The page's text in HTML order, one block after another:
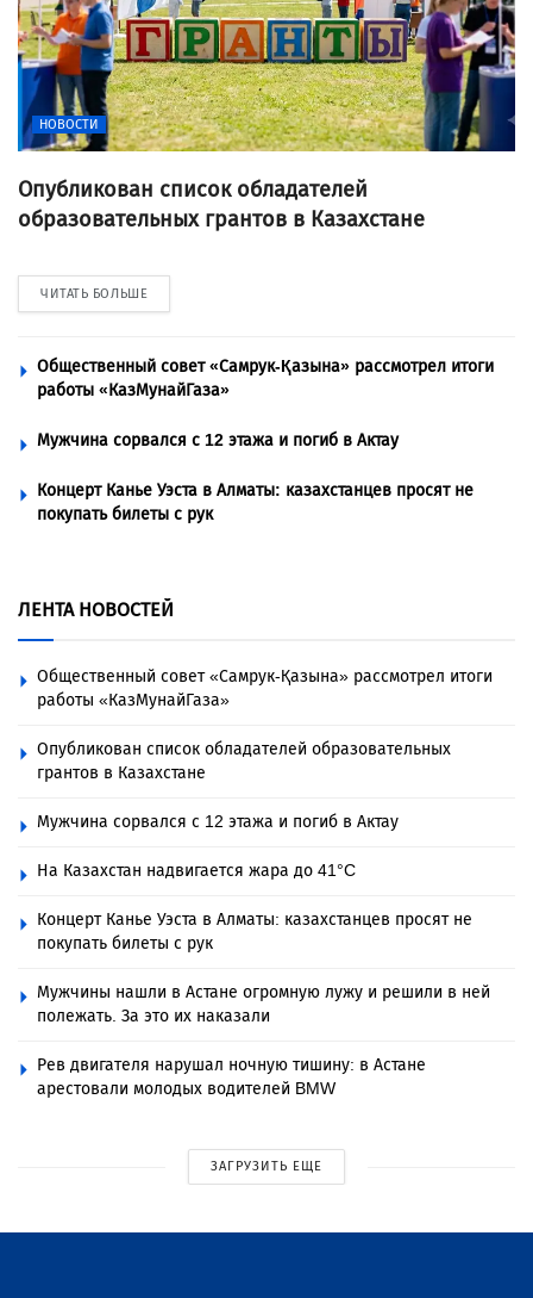
НОВОСТИ
Опубликован список обладателей
образовательных грантов в Казахстане
ЧИТАТЬ БОЛЬШЕ
Общественный совет «Самрук-Қазына» рассмотрел итоги
работы «КазМунайГаза»
Мужчина сорвался с 12 этажа и погиб в Актау
Концерт Канье Уэста в Алматы: казахстанцев просят не
покупать билеты с рук
ЛЕНТА НОВОСТЕЙ
Общественный совет «Самрук-Қазына» рассмотрел итоги
работы «КазМунайГаза»
Опубликован список обладателей образовательных
грантов в Казахстане
Мужчина сорвался с 12 этажа и погиб в Актау
На Казахстан надвигается жара до 41°C
Концерт Канье Уэста в Алматы: казахстанцев просят не
покупать билеты с рук
Мужчины нашли в Астане огромную лужу и решили в ней
полежать. За это их наказали
Рев двигателя нарушал ночную тишину: в Астане
арестовали молодых водителей BMW
ЗАГРУЗИТЬ ЕЩЕ